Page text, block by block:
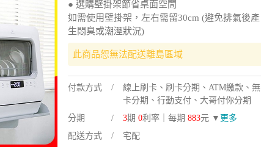
● 選購壁掛架節省桌面空間
如需使用壁掛架，左右需留30cm (避免排氣後產
生悶臭或潮溼狀況)
此商品恕無法配送離島區域
付款方式
線上刷卡、刷卡分期、ATM繳款、無
卡分期、行動支付、大哥付你分期
分期
3期0利率｜每期883元 ▼ 更多
配送方式
宅配